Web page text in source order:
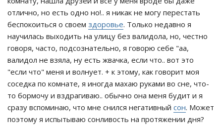
отлично, но есть одно но!.. я никак не могу перестать
беспокоиться о своем здоровье. Только недавно я
научилась выходить на улицу без валидола, но, честно
говоря, часто, подсознательно, я говорю себе "аа,
валидол не взяла, ну есть жвачка, если что.. вот это
"если что" меня и волнует. + к этому, как говорит моя
соседка по комнате, я иногда махаю руками во сне, что-
то бормочу и вздрагиваю.. обычно она меня будит и я
сразу вспоминаю, что мне снился негативный сон. Может
поэтому я испытываю сонливость на протяжении дня?